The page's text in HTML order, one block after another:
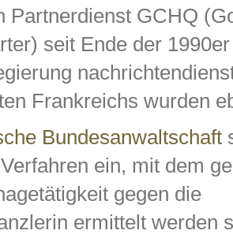
Partnerdienst GCHQ
seit Ende der
Frankreichs wurden
Bundesanwaltschaft
ein, mit dem
gegen die
ermittelt werden